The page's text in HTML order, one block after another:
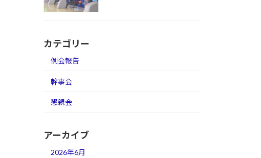
カテゴリー
例会報告
幹事会
懇親会
アーカイブ
2026年6月